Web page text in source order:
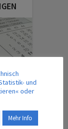
und
oder
Mehr Info